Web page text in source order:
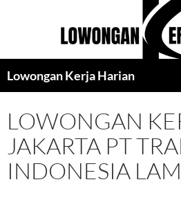
Lowongan Kerja Harian
LOWONGAN
JAKARTA PT
INDONESIA